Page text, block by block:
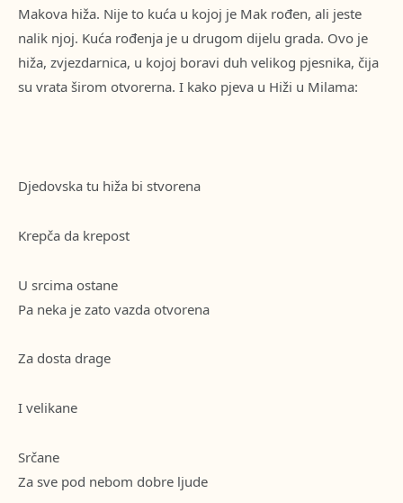
Makova hiža. Nije to kuća u kojoj je Mak rođen, ali jeste
nalik njoj. Kuća rođenja je u drugom dijelu grada. Ovo je
hiža, zvjezdarnica, u kojoj boravi duh velikog pjesnika, čija
su vrata širom otvorerna. I kako pjeva u Hiži u Milama:
Djedovska tu hiža bi stvorena
Krepča da krepost
U srcima ostane
Pa neka je zato vazda otvorena
Za dosta drage
I velikane
Srčane
Za sve pod nebom dobre ljude